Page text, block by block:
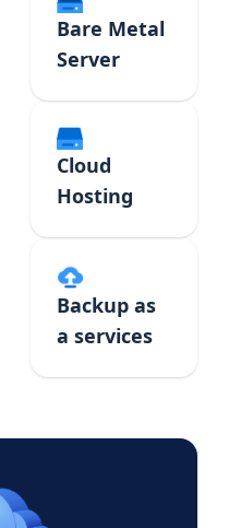
Bare Metal
Server
Cloud
Hosting
Backup as
a services